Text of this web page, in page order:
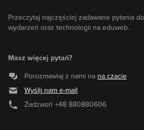
Przeczytaj najczęściej zadawane pytania
wydarzeń oraz technologii na eduweb.
Masz więcej pytań?
Porozmawiaj z nami na na czacie
Wyślij nam e-mail
Zadzwoń +48 880880606